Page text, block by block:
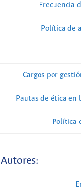
Frecuencia
Política de
Cargos por
Pautas de ética en
Política
Autores: